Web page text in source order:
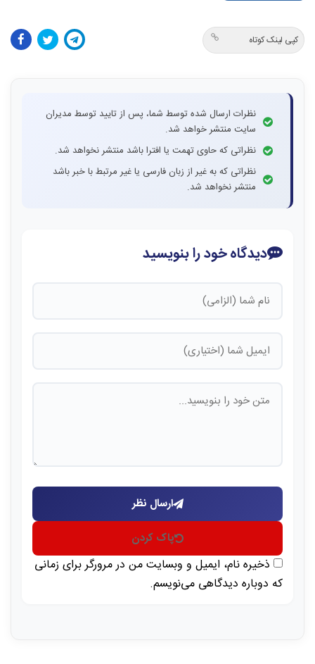
کپی لینک کوتاه
نظرات ارسال شده توسط شما، پس از تایید توسط مدیران
سایت منتشر خواهد شد.
نظراتی که حاوی تهمت یا افترا باشد منتشر نخواهد شد.
نظراتی که به غیر از زبان فارسی یا غیر مرتبط با خبر باشد
منتشر نخواهد شد.
دیدگاه خود را بنویسید
ارسال نظر
پاک کردن
ذخیره نام، ایمیل و وبسایت من در مرورگر برای زمانی
که دوباره دیدگاهی می‌نویسم.